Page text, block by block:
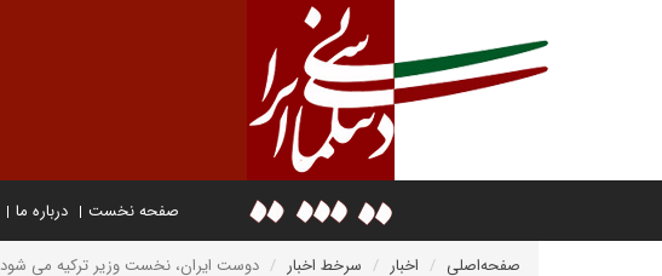
صفحه نخست درباره ما
صفحه‌اصلی اخبار سرخط اخبار دوست ایران، نخست وزیر ترکیه می